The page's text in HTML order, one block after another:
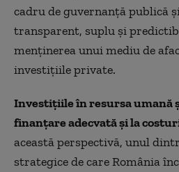
cadru de guvernanță publică
transparent, suplu și
menținerea unui mediu de
investițiile private.
Investițiile în resursa umană
finanțare adecvată și la
această perspectivă, unul
strategice de care România